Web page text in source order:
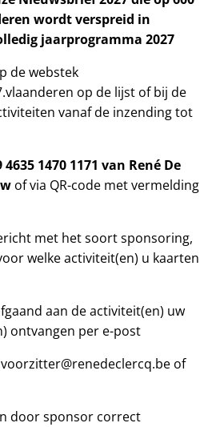
wordt verspreid in
jaarprogramma 2027
de webstek
op de lijst of bij de
vanaf de inzending tot
1470 1171 van René De
of via QR-code met vermelding
met het soort sponsoring,
welke activiteit(en) u kaarten
aan de activiteit(en) uw
ontvangen per e-post
of
door sponsor correct